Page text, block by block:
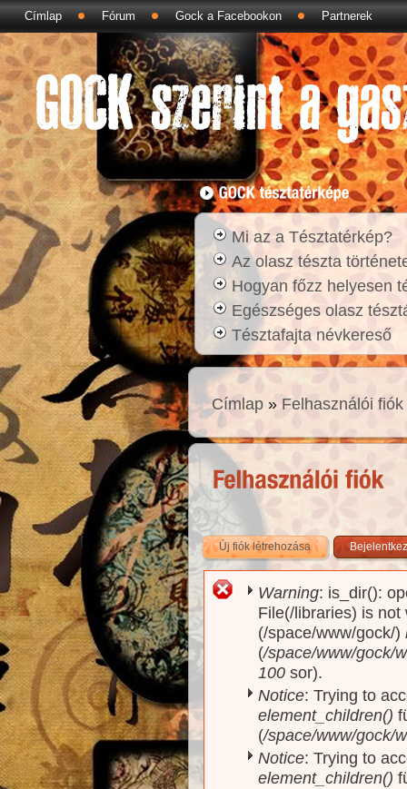
Címlap Fórum Gock a Facebookon Partnerek
Mi az a Tésztatérkép?
Az olasz tészta
Hogyan főzz helyesen
Egészséges olasz
Tésztafajta névkereső
Címlap » Felhasználói fiók
Új fiók létrehozása(aktív fül)
Hibaüzenet
Warning: is_dir():
File(/libraries) is
(/space/www/gock/)
(/space/www/gock/
100 sor).
Notice: Trying to
element_children()
(/space/www/gock/
Notice: Trying to
element_children()